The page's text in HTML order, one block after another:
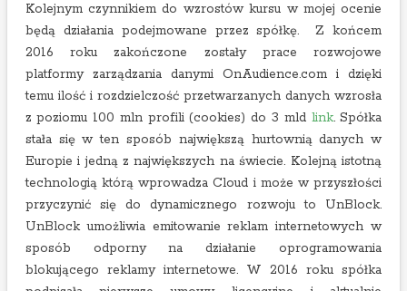
Kolejnym czynnikiem do wzrostów kursu w mojej ocenie
będą działania podejmowane przez spółkę. Z końcem
2016 roku zakończone zostały prace rozwojowe
platformy zarządzania danymi OnAudience.com i dzięki
temu ilość i rozdzielczość przetwarzanych danych wzrosła
z poziomu 100 mln profili (cookies) do 3 mld link. Spółka
stała się w ten sposób największą hurtownią danych w
Europie i jedną z największych na świecie. Kolejną istotną
technologią którą wprowadza Cloud i może w przyszłości
przyczynić się do dynamicznego rozwoju to UnBlock.
UnBlock umożliwia emitowanie reklam internetowych w
sposób odporny na działanie oprogramowania
blokującego reklamy internetowe. W 2016 roku spółka